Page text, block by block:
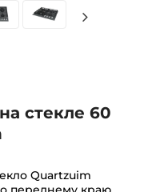
стекле 60
Quartzuim